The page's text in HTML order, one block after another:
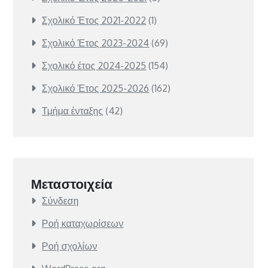
Σχολικό Έτος 2021-2022 (1)
Σχολικό Έτος 2023-2024 (69)
Σχολικό έτος 2024-2025 (154)
Σχολικό Έτος 2025-2026 (162)
Τμήμα ένταξης (42)
Μεταστοιχεία
Σύνδεση
Ροή καταχωρίσεων
Ροή σχολίων